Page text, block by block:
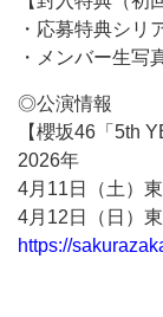
・応募特典シリ
・メンバー生写
◎公演情報
【櫻坂46「5th
2026年
4月11日（土）
4月12日（日）
https://